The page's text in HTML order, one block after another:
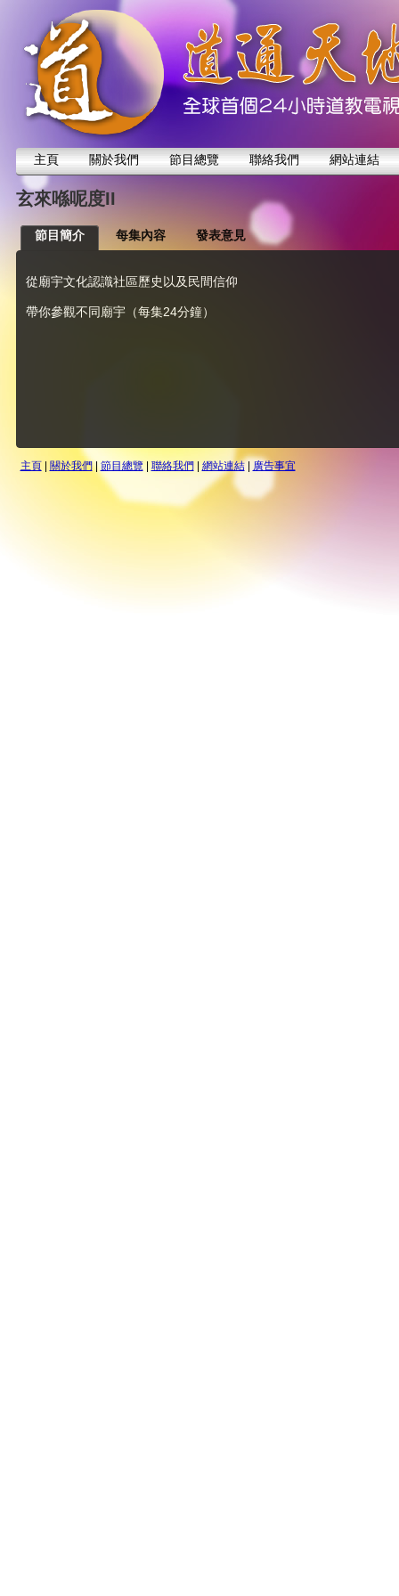
主頁 關於我們 節目總覽 聯絡我們 網站連結
玄來喺呢度II
節目簡介 每集內容 發表意見
從廟宇文化認識社區歷史以及民間信仰
帶你參觀不同廟宇（每集24分鐘）
主頁| 關於我們| 節目總覽| 聯絡我們| 網站連結| 廣告事宜